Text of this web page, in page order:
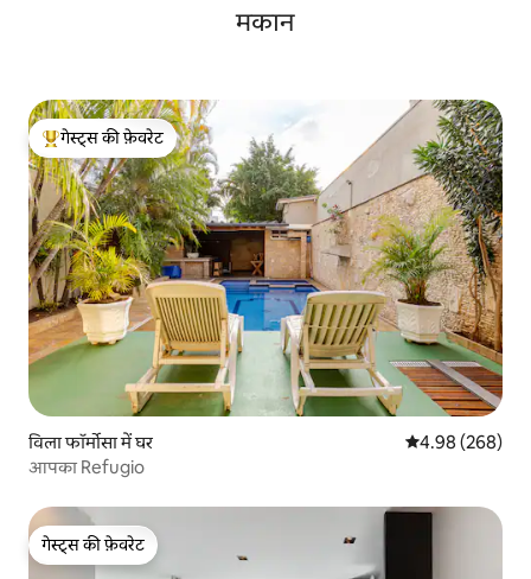
मकान
गेस्ट्स का टॉप फ़ेवरेट
गेस्ट्स की फ़ेवरेट
विला फॉर्मोसा में घर औसत रेटिंग 5 में से
4.98 (268)
आपका Refugio
गेस्ट्स की फ़ेवरेट
गेस्ट्स की फ़ेवरेट